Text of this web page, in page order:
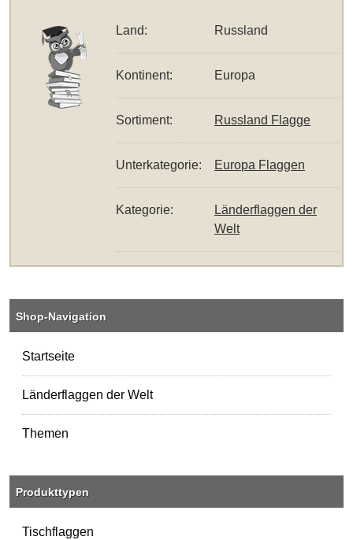
Land: Russland
Kontinent: Europa
Sortiment: Russland Flagge
Unterkategorie: Europa Flaggen
Kategorie:
Länderflaggen der
Welt
Shop-Navigation
Startseite
Länderflaggen der Welt
Themen
Produkttypen
Tischflaggen